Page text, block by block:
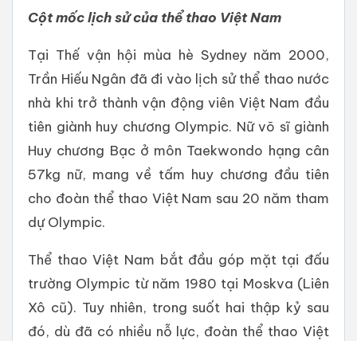
Cột mốc lịch sử của thể thao Việt Nam
Tại Thế vận hội mùa hè Sydney năm 2000,
Trần Hiếu Ngân đã đi vào lịch sử thể thao nước
nhà khi trở thành vận động viên Việt Nam đầu
tiên giành huy chương Olympic. Nữ võ sĩ giành
Huy chương Bạc ở môn Taekwondo hạng cân
57kg nữ, mang về tấm huy chương đầu tiên
cho đoàn thể thao Việt Nam sau 20 năm tham
dự Olympic.
Thể thao Việt Nam bắt đầu góp mặt tại đấu
trường Olympic từ năm 1980 tại Moskva (Liên
Xô cũ). Tuy nhiên, trong suốt hai thập kỷ sau
đó, dù đã có nhiều nỗ lực, đoàn thể thao Việt